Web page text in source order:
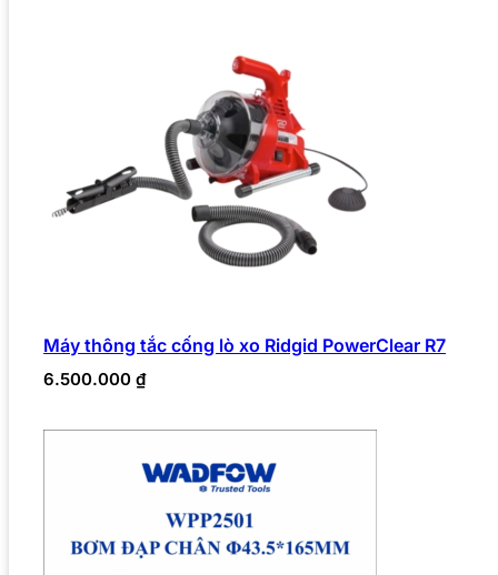
Máy thông tắc cống lò xo Ridgid PowerClear R7
6.500.000 ₫